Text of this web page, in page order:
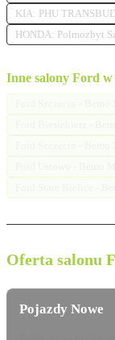
KIA: PHU
HONDA: Polmozbyt
Inne salony Ford
Oferta salonu
Pojazdy Nowe